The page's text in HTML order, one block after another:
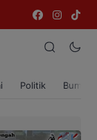
Politik Bumi